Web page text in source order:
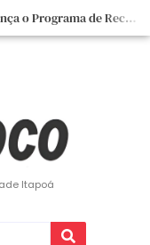
📣📣 A Prefeitura de Itapoá lança o Programa de Recuperação Fiscal (REFIS).
📢 Empreendedor do turismo, esta oportunidade é para você! Itapoá – SC.
Itapoá